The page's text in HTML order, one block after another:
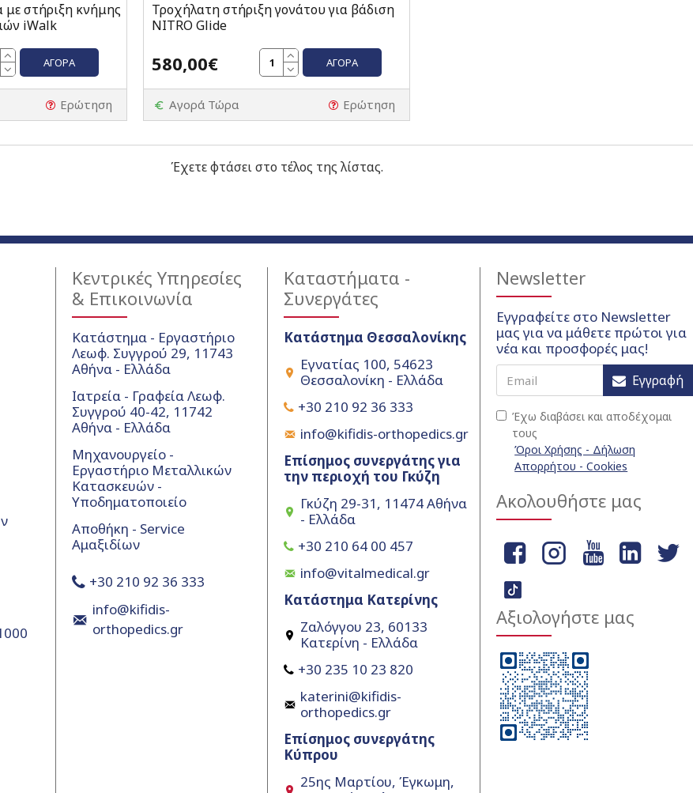
με στήριξη κνήμης
iWalk
ΑΓΟΡΆ
Ερώτηση
Τροχήλατη στήριξη γονάτου για βάδιση
NITRO Glide
580,00€ ΑΓΟΡΆ
Αγορά Τώρα Ερώτηση
Έχετε φτάσει στο τέλος της λίστας.
Κεντρικές Υπηρεσίες
& Επικοινωνία
Κατάστημα - Εργαστήριο
Λεωφ. Συγγρού 29, 11743
Αθήνα - Ελλάδα
Ιατρεία - Γραφεία Λεωφ.
Συγγρού 40-42, 11742
Αθήνα - Ελλάδα
Μηχανουργείο -
Εργαστήριο Μεταλλικών
Κατασκευών -
Υποδηματοποιείο
Αποθήκη - Service
Αμαξιδίων
+30 210 92 36 333
info@kifidis-
orthopedics.gr
Καταστήματα -
Συνεργάτες
Κατάστημα Θεσσαλονίκης
Εγνατίας 100, 54623
Θεσσαλονίκη - Ελλάδα
+30 210 92 36 333
info@kifidis-orthopedics.gr
Επίσημος συνεργάτης για
την περιοχή του Γκύζη
Γκύζη 29-31, 11474 Αθήνα
- Ελλάδα
+30 210 64 00 457
info@vitalmedical.gr
Κατάστημα Κατερίνης
Ζαλόγγου 23, 60133
Κατερίνη - Ελλάδα
+30 235 10 23 820
katerini@kifidis-
orthopedics.gr
Επίσημος συνεργάτης
Κύπρου
25ης Μαρτίου, Έγκωμη,
Newsletter
Εγγραφείτε στο Newsletter
μας για να μάθετε πρώτοι για
νέα και προσφορές μας!
Εγγραφή
Έχω διαβάσει και αποδέχομαι
τους
Όροι Χρήσης - Δήλωση
Απορρήτου - Cookies
Ακολουθήστε μας
Αξιολογήστε μας